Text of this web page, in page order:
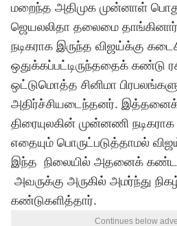
மறைந்த அதிமுக முன்னாள்
ஜெயலலிதா தலைமை
நடிகராக இருந்த விஜய்க்கு
ஒதுக்கப்பட்டிருந்ததைக் கண்டு
ஒட்டுமொத்த சினிமா
அதிர்ச்சியடைந்தனர்.
திரையுலகின் முன்னணி
எதையும் பொருட்படுத்தாமல்
இந்த நிலையில் அதனைக் கண்ட
அவருக்கு அருகில் அமர்ந்து
கண்டுகளித்தார்.
Continues below